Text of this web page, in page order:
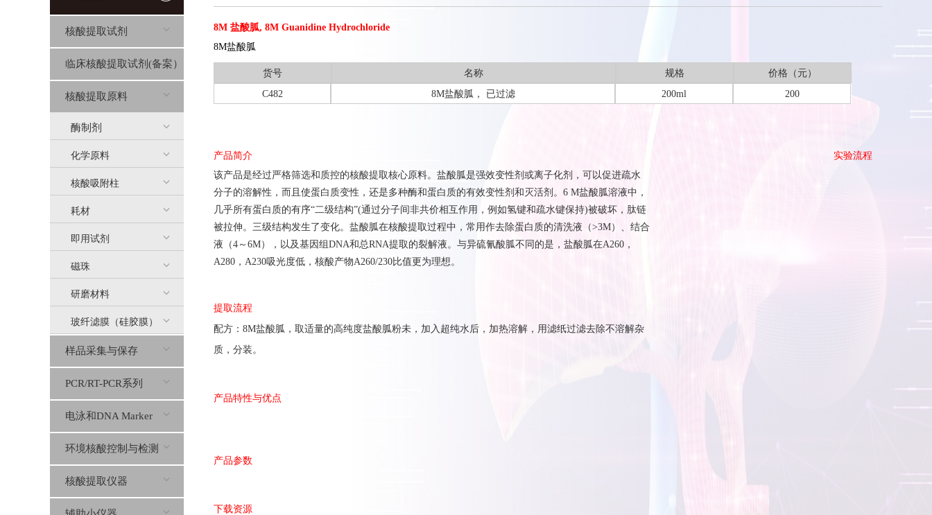
核酸提取试剂
临床核酸提取试剂(备案）
核酸提取原料
酶制剂
化学原料
核酸吸附柱
耗材
即用试剂
磁珠
研磨材料
玻纤滤膜（硅胶膜）
样品采集与保存
PCR/RT-PCR系列
电泳和DNA Marker
环境核酸控制与检测
核酸提取仪器
8M 盐酸胍, 8M Guanidine Hydrochloride
8M盐酸胍
货号 名称 规格
价格（元）
C482
8M盐酸胍， 已过滤 200ml 200
产品简介
实验流程
该产品是经过严格筛选和质控的核酸提取核心原料。盐酸胍是强效变性剂或离子化剂，可以促进疏水
分子的溶解性，而且使蛋白质变性，还是多种酶和蛋白质的有效变性剂和灭活剂。6 M盐酸胍溶液中，
几乎所有蛋白质的有序“二级结构”(通过分子间非共价相互作用，例如氢键和疏水键保持)被破坏，肽链
被拉伸。三级结构发生了变化。盐酸胍在核酸提取过程中，常用作去除蛋白质的清洗液（>3M）、结合
液（4～6M），以及基因组DNA和总RNA提取的裂解液。与异硫氰酸胍不同的是，盐酸胍在A260，
A280，A230吸光度低，核酸产物A260/230比值更为理想。
提取流程
配方：8M盐酸胍，取适量的高纯度盐酸胍粉未，加入超纯水后，加热溶解，用滤纸过滤去除不溶解杂
质，分装。
产品特性与优点
产品参数
下载资源